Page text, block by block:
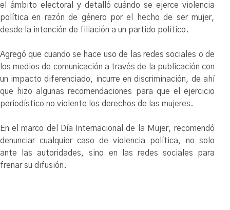
el ámbito electoral y detalló cuándo se ejerce violencia
política en razón de género por el hecho de ser mujer,
desde la intención de filiación a un partido político.
Agregó que cuando se hace uso de las redes sociales o de
los medios de comunicación a través de la publicación con
un impacto diferenciado, incurre en discriminación, de ahí
que hizo algunas recomendaciones para que el ejercicio
periodístico no violente los derechos de las mujeres.
En el marco del Día Internacional de la Mujer, recomendó
denunciar cualquier caso de violencia política, no solo
ante las autoridades, sino en las redes sociales para
frenar su difusión.